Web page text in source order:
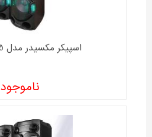
اسپیکر مکسیدر مدل AL-223 LP5
ناموجود